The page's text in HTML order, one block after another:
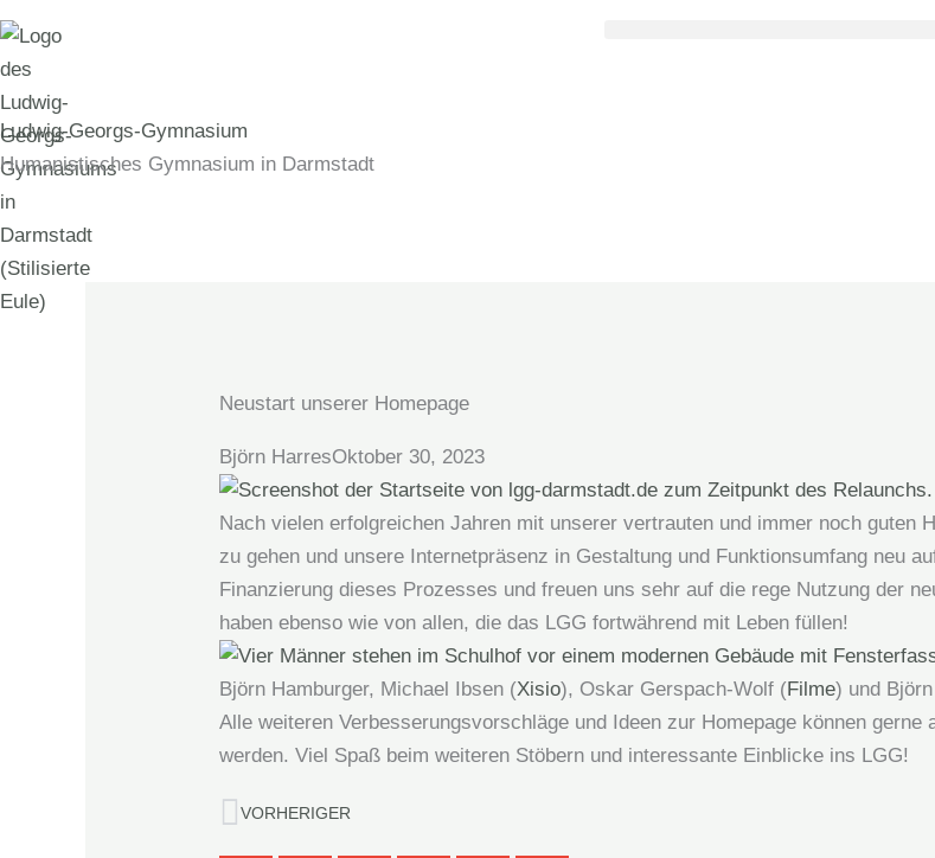
Zum
Inhalt
springen
Ludwig-Georgs-Gymnasium
Humanistisches Gymnasium in Darmstadt
Neustart unserer Homepage
Björn HarresOktober 30, 2023
Nach vielen erfolgreichen Jahren mit unserer vertrauten und immer noch guten
zu gehen und unsere Internetpräsenz in Gestaltung und Funktionsumfang neu
Finanzierung dieses Prozesses und freuen uns sehr auf die rege Nutzung der
haben ebenso wie von allen, die das LGG fortwährend mit Leben füllen!
Björn Hamburger, Michael Ibsen (Xisio), Oskar Gerspach-Wolf (Filme) und
Alle weiteren Verbesserungsvorschläge und Ideen zur Homepage können gerne
werden. Viel Spaß beim weiteren Stöbern und interessante Einblicke ins LGG!
Zurück
VORHERIGER